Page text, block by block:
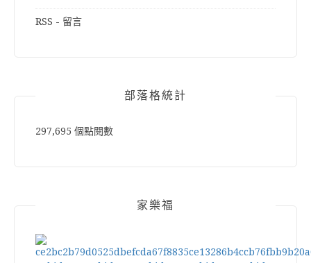
RSS - 留言
部落格統計
297,695 個點閱數
家樂福